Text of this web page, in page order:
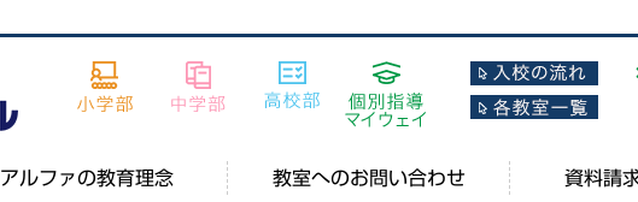
アルファの教育理念 教室へのお問い合わせ 資料請